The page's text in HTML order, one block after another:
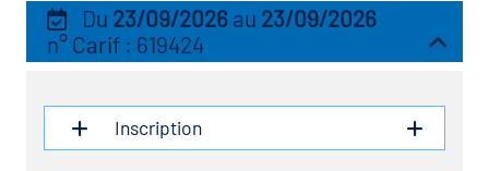
des transitions
de construction)
des secteurs
construction)
Du 23/09/2026 au 23/09/2026
n° Carif : 619424
Inscription